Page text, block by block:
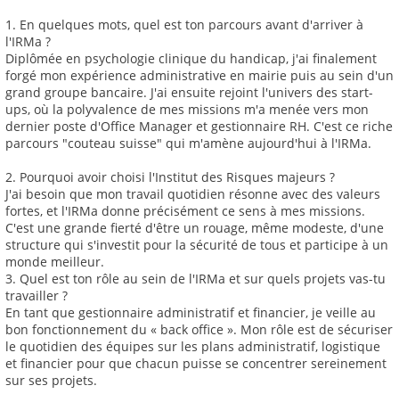
1. En quelques mots, quel est ton parcours avant d'arriver à
l'IRMa ?
Diplômée en psychologie clinique du handicap, j'ai finalement
forgé mon expérience administrative en mairie puis au sein d'un
grand groupe bancaire. J'ai ensuite rejoint l'univers des start-
ups, où la polyvalence de mes missions m'a menée vers mon
dernier poste d'Office Manager et gestionnaire RH. C'est ce riche
parcours "couteau suisse" qui m'amène aujourd'hui à l'IRMa.
2. Pourquoi avoir choisi l'Institut des Risques majeurs ?
J'ai besoin que mon travail quotidien résonne avec des valeurs
fortes, et l'IRMa donne précisément ce sens à mes missions.
C'est une grande fierté d'être un rouage, même modeste, d'une
structure qui s'investit pour la sécurité de tous et participe à un
monde meilleur.
3. Quel est ton rôle au sein de l'IRMa et sur quels projets vas-tu
travailler ?
En tant que gestionnaire administratif et financier, je veille au
bon fonctionnement du « back office ». Mon rôle est de sécuriser
le quotidien des équipes sur les plans administratif, logistique
et financier pour que chacun puisse se concentrer sereinement
sur ses projets.